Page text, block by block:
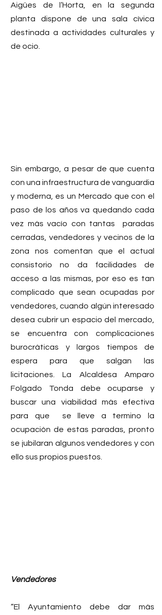
Aigües de l’Horta, en la segunda
planta dispone de una sala cívica
destinada a actividades culturales y
de ocio.
Sin embargo, a pesar de que cuenta
con una infraestructura de vanguardia
y moderna, es un Mercado que con el
paso de los años va quedando cada
vez más vacío con tantas  paradas
cerradas, vendedores y vecinos de la
zona nos comentan que el actual
consistorio no da facilidades de
acceso a las mismas, por eso es tan
complicado que sean ocupadas por
vendedores, cuando algún interesado
desea cubrir un espacio del mercado,
se encuentra con complicaciones
burocráticas y largos tiempos de
espera para que salgan las
licitaciones. La Alcaldesa Amparo
Folgado Tonda debe ocuparse y
buscar una viabilidad más efectiva
para que  se lleve a termino la
ocupación de estas paradas, pronto
se jubilaran algunos vendedores y con
ello sus propios puestos.
Vendedores
“El Ayuntamiento debe dar más